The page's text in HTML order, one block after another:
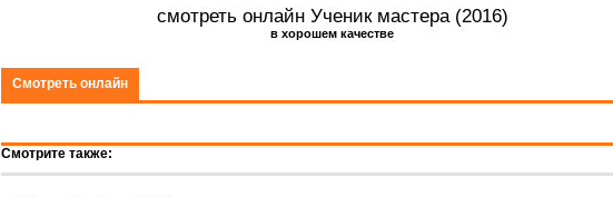
смотреть онлайн Ученик мастера (2016)
в хорошем качестве
Смотреть онлайн
Смотрите также: